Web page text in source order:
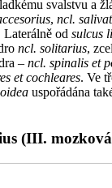
svalstvu a
, ncl.
Laterálně od sulcus
ncl. solitarius,
– ncl. spinalis et
et cochleares. Ve
uspořádána
(III.